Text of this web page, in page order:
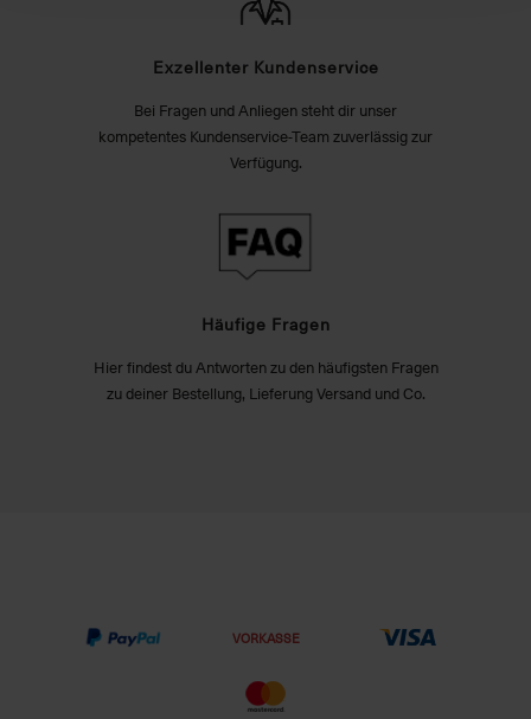
Exzellenter Kundenservice
Bei Fragen und Anliegen steht dir unser
kompetentes Kundenservice-Team zuverlässig zur
Verfügung.
Häufige Fragen
Hier findest du Antworten zu den häufigsten Fragen
zu deiner Bestellung, Lieferung Versand und Co.
VORKASSE